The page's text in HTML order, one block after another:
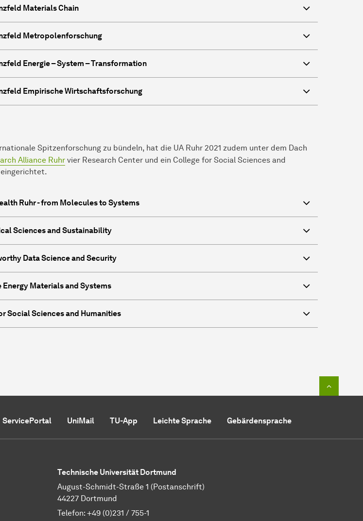
Materials Chain
Metropolenforschung
Energie – System – Transformation
Empirische Wirtschaftsforschung
Spit­zen­for­schung zu bündeln, hat die UA Ruhr 2021 zudem unter dem Dach
Alliance Ruhr vier Research Center und ein College for Social Sciences and
Ruhr - from Molecules to Systems
Sciences and Sustainability
Data Science and Security
Energy Materials and Systems
Social Sciences and Humanities
ServicePortal UniMail TU-App Leichte Sprache Gebärdensprache
Technische Universität Dortmund
August-Schmidt-Straße 1 (Postanschrift)
44227 Dortmund
Telefon: +49 (0)231 / 755-1